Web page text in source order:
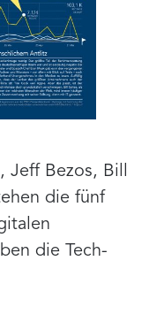
Bezos, Bill
die fünf
die Tech-